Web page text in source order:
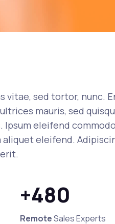
vitae, sed tortor, nunc.
mauris, sed
eleifend
eleifend.
+480
RemoteSales Experts